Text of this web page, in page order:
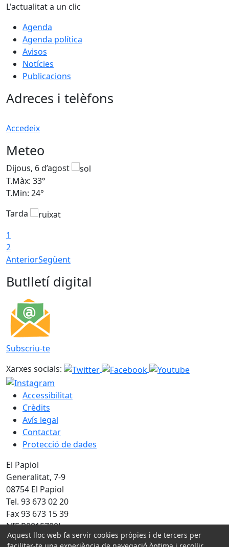
L'actualitat a un clic
Agenda
Agenda política
Avisos
Notícies
Publicacions
Adreces i telèfons
Accedeix
Meteo
Dijous, 6 d’agost
T.Màx: 33°
T.Min: 24°
Tarda
1
2
AnteriorSegüent
Butlletí digital
Subscriu-te
Xarxes socials:
Accessibilitat
Crèdits
Avís legal
Contactar
Protecció de dades
El Papiol
Generalitat, 7-9
08754 El Papiol
Tel. 93 673 02 20
Fax 93 673 15 39
NIF P0815700J
Aquest lloc web fa servir cookies pròpies i de tercers per